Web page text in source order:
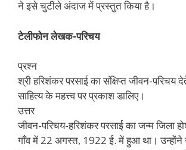
ने इसे चुटीले अंदाज में प्रस्तुत किया है।
टेलीफोन लेखक-परिचय
प्रश्न
श्री हरिशंकर परसाई का संक्षिप्त जीवन-परिचय
साहित्य के महत्त्व पर प्रकाश डालिए।
उत्तर
जीवन-परिचय-हरिशंकर परसाई का जन्म जिला
गाँव में 22 अगस्त, 1922 ई. में हुआ था। उन्होंने